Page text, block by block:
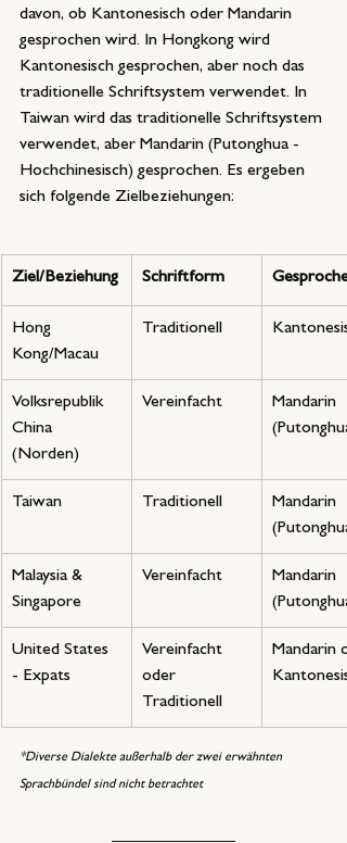
davon, ob Kantonesisch oder Mandarin
gesprochen wird. In Hongkong wird
Kantonesisch gesprochen, aber noch das
traditionelle Schriftsystem verwendet. In
Taiwan wird das traditionelle Schriftsystem
verwendet, aber Mandarin (Putonghua -
Hochchinesisch) gesprochen. Es ergeben
sich folgende Zielbeziehungen:
Ziel/Beziehung Schriftform
Hong
Kong/Macau
Traditionell
Volksrepublik
China
(Norden)
Vereinfacht
Mandarin
Taiwan Traditionell
Mandarin
Malaysia &
Singapore
Vereinfacht
Mandarin
United States
- Expats
Vereinfacht
oder
Traditionell
Mandarin
*Diverse Dialekte außerhalb der zwei erwähnten
Sprachbündel sind nicht betrachtet